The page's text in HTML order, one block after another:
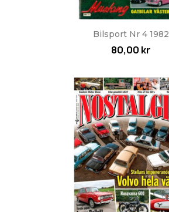
Bilsport Nr 4 1982
80,00 kr